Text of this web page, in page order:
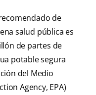
de
salud pública es
de partes de
potable segura
del Medio
Agency, EPA)